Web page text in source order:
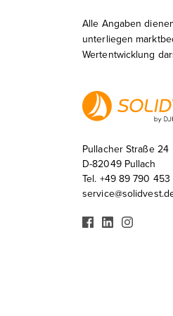
s
w
a
Alle Angaben
unterliegen
Wertentwicklung
Pullacher Straße 24
D-82049 Pullach
Tel. +49 89 790 453